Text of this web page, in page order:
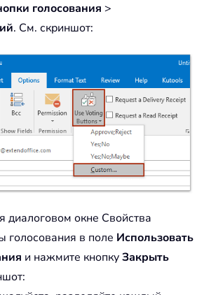
голосования >
. См. скриншот:
диалоговом окне Свойства
голосования в поле Использовать
и нажмите кнопкуЗакрыть